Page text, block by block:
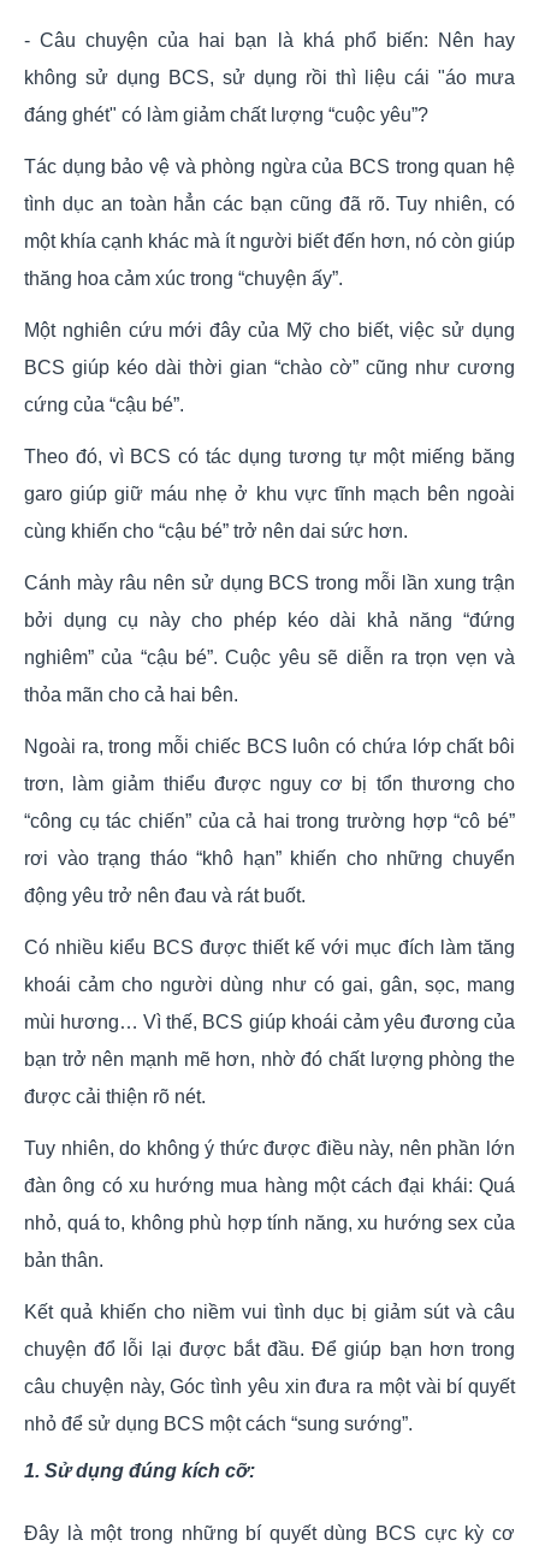
- Câu chuyện của hai bạn là khá phổ biến: Nên hay
không sử dụng BCS, sử dụng rồi thì liệu cái "áo mưa
đáng ghét" có làm giảm chất lượng “cuộc yêu”?
Tác dụng bảo vệ và phòng ngừa của BCS trong quan hệ
tình dục an toàn hẳn các bạn cũng đã rõ. Tuy nhiên, có
một khía cạnh khác mà ít người biết đến hơn, nó còn giúp
thăng hoa cảm xúc trong “chuyện ấy”.
Một nghiên cứu mới đây của Mỹ cho biết, việc sử dụng
BCS giúp kéo dài thời gian “chào cờ” cũng như cương
cứng của “cậu bé”.
Theo đó, vì BCS có tác dụng tương tự một miếng băng
garo giúp giữ máu nhẹ ở khu vực tĩnh mạch bên ngoài
cùng khiến cho “cậu bé” trở nên dai sức hơn.
Cánh mày râu nên sử dụng BCS trong mỗi lần xung trận
bởi dụng cụ này cho phép kéo dài khả năng “đứng
nghiêm” của “cậu bé”. Cuộc yêu sẽ diễn ra trọn vẹn và
thỏa mãn cho cả hai bên.
Ngoài ra, trong mỗi chiếc BCS luôn có chứa lớp chất bôi
trơn, làm giảm thiểu được nguy cơ bị tổn thương cho
“công cụ tác chiến” của cả hai trong trường hợp “cô bé”
rơi vào trạng tháo “khô hạn” khiến cho những chuyển
động yêu trở nên đau và rát buốt.
Có nhiều kiểu BCS được thiết kế với mục đích làm tăng
khoái cảm cho người dùng như có gai, gân, sọc, mang
mùi hương… Vì thế, BCS giúp khoái cảm yêu đương của
bạn trở nên mạnh mẽ hơn, nhờ đó chất lượng phòng the
được cải thiện rõ nét.
Tuy nhiên, do không ý thức được điều này, nên phần lớn
đàn ông có xu hướng mua hàng một cách đại khái: Quá
nhỏ, quá to, không phù hợp tính năng, xu hướng sex của
bản thân.
Kết quả khiến cho niềm vui tình dục bị giảm sút và câu
chuyện đổ lỗi lại được bắt đầu. Để giúp bạn hơn trong
câu chuyện này, Góc tình yêu xin đưa ra một vài bí quyết
nhỏ để sử dụng BCS một cách “sung sướng”.
1. Sử dụng đúng kích cỡ:
Đây là một trong những bí quyết dùng BCS cực kỳ cơ